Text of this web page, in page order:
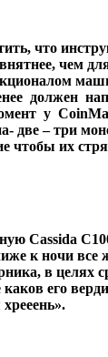
что
чем
должен
у
две – три
чтобы их
Cassida
к ночи все
в целях
каков его